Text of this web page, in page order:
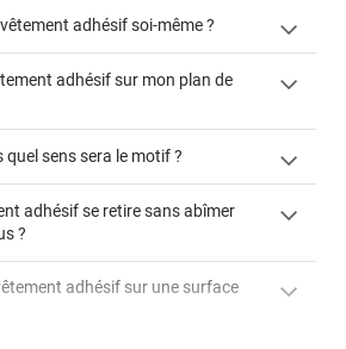
adhésif soi-même ?
poser un revêtement adhésif ? »
adhésif sur mon plan de
"Peut-on installer du
sens sera le motif ?
adhésif se retire sans abîmer
?
adhésif sur une surface